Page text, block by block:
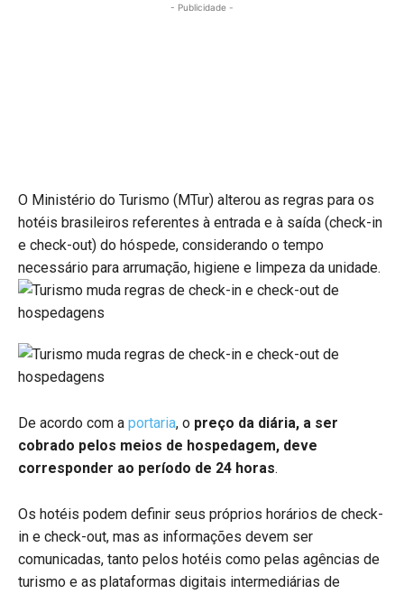
- Publicidade -
O Ministério do Turismo (MTur) alterou as regras para os
hotéis brasileiros referentes à entrada e à saída (check-in
e check-out) do hóspede, considerando o tempo
necessário para arrumação, higiene e limpeza da unidade.
De acordo com a portaria, o preço da diária, a ser
cobrado pelos meios de hospedagem, deve
corresponder ao período de 24 horas.
Os hotéis podem definir seus próprios horários de check-
in e check-out, mas as informações devem ser
comunicadas, tanto pelos hotéis como pelas agências de
turismo e as plataformas digitais intermediárias de